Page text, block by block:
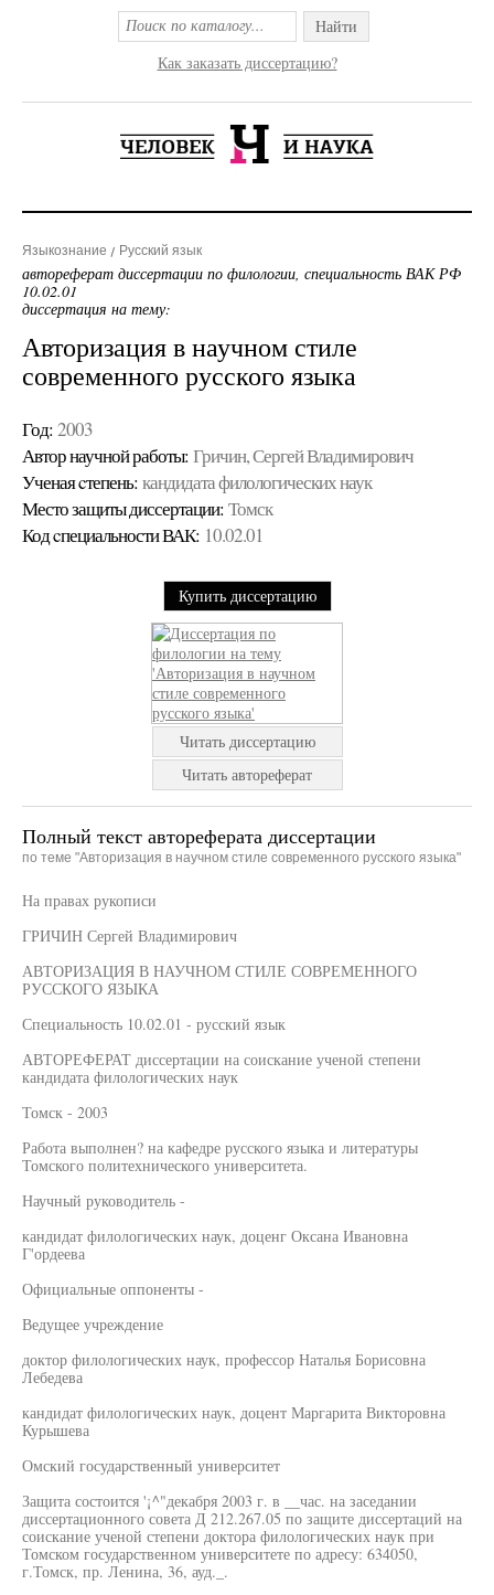
Найти
Как заказать диссертацию?
Языкознание Русский язык
автореферат диссертации по филологии, специальность ВАК РФ
10.02.01
диссертация на тему:
Авторизация в научном стиле
современного русского языка
Год: 2003
Автор научной работы: Гричин, Сергей Владимирович
Ученая cтепень: кандидата филологических наук
Место защиты диссертации: Томск
Код cпециальности ВАК: 10.02.01
Купить диссертацию
Читать диссертацию
Читать автореферат
Полный текст автореферата диссертации
по теме "Авторизация в научном стиле современного русского языка"
На правах рукописи
ГРИЧИН Сергей Владимирович
АВТОРИЗАЦИЯ В НАУЧНОМ СТИЛЕ СОВРЕМЕННОГО
РУССКОГО ЯЗЫКА
Специальность 10.02.01 - русский язык
АВТОРЕФЕРАТ диссертации на соискание ученой степени
кандидата филологических наук
Томск - 2003
Работа выполнен? на кафедре русского языка и литературы
Томского политехнического университета.
Научный руководитель -
кандидат филологических наук, доценг Оксана Ивановна
Г'ордеева
Официальные оппоненты -
Ведущее учреждение
доктор филологических наук, профессор Наталья Борисовна
Лебедева
кандидат филологических наук, доцент Маргарита Викторовна
Курышева
Омский государственный университет
Защита состоится '¡^"декабря 2003 г. в __час. на заседании
диссертационного совета Д 212.267.05 по защите диссертаций на
соискание ученой степени доктора филологических наук при
Томском государственном университете по адресу: 634050,
г.Томск, пр. Ленина, 36, ауд._.